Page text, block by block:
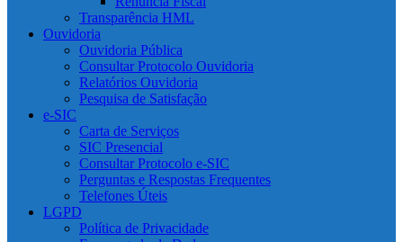
Transparência HML
Ouvidoria
Ouvidoria Pública
Consultar Protocolo Ouvidoria
Relatórios Ouvidoria
Pesquisa de Satisfação
e-SIC
Carta de Serviços
SIC Presencial
Consultar Protocolo e-SIC
Perguntas e Respostas Frequentes
Telefones Úteis
LGPD
Política de Privacidade